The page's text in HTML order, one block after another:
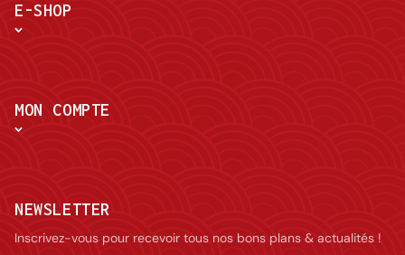
E-SHOP
MON COMPTE
NEWSLETTER
Inscrivez-vous pour recevoir tous nos bons plans & actualités !